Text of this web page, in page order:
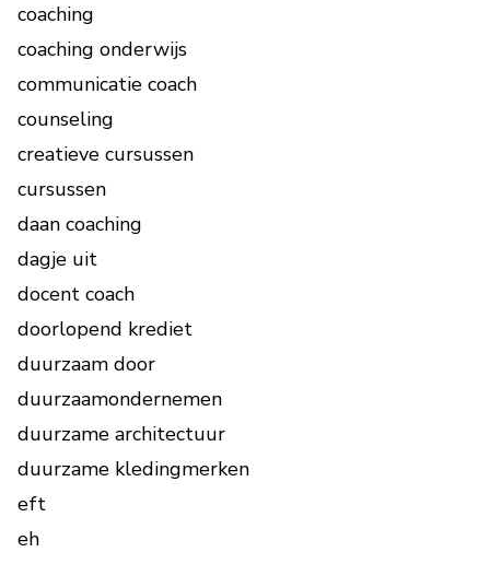
coaching
coaching onderwijs
communicatie coach
counseling
creatieve cursussen
cursussen
daan coaching
dagje uit
docent coach
doorlopend krediet
duurzaam door
duurzaamondernemen
duurzame architectuur
duurzame kledingmerken
eft
eh